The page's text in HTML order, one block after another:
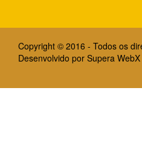
Copyright © 2016 - Todos os
Desenvolvido por Supera WebX